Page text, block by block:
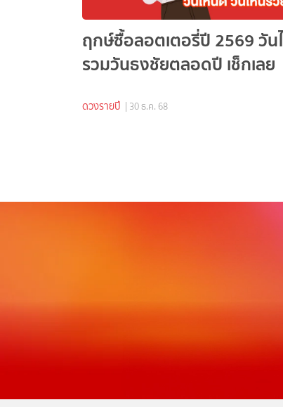
ฤกษ์ซื้อลอตเตอรี่ปี 2569 วัน
รวมวันธงชัยตลอดปี เช็กเลย
ดวงรายปี | 30 ธ.ค. 68